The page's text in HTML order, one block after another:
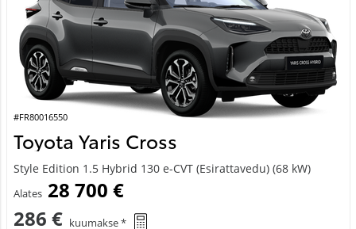
#FR80016550
Toyota Yaris Cross
Style Edition 1.5 Hybrid 130 e-CVT (Esirattavedu) (68 kW)
Alates 28 700 €
286 € kuumakse *